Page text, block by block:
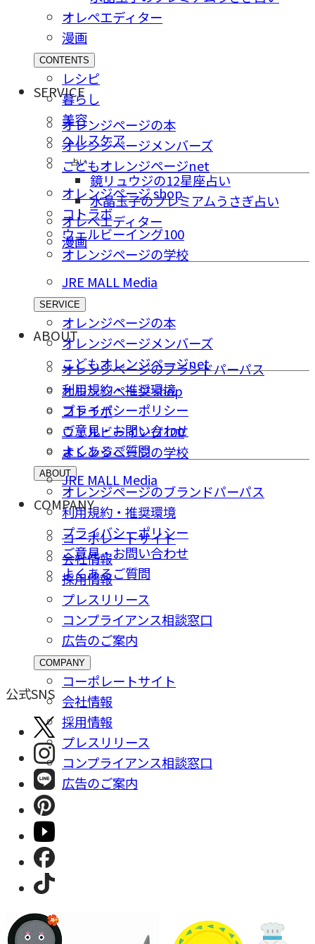
オレペエディター
漫画
CONTENTS
レシピ
暮らし
美容
ヘルスケア
占い
鏡リュウジの12星座占い
水晶玉子のプレミアムうさぎ占い
オレペエディター
漫画
SERVICE
オレンジページの本
オレンジページメンバーズ
こどもオレンジページnet
オレンジページ shop
コトラボ
ウェルビーイング100
オレンジページの学校
JRE MALL Media
SERVICE
オレンジページの本
オレンジページメンバーズ
こどもオレンジページnet
オレンジページ shop
コトラボ
ウェルビーイング100
オレンジページの学校
JRE MALL Media
ABOUT
オレンジページのブランドパーパス
利用規約・推奨環境
プライバシーポリシー
ご意⾒・お問い合わせ
よくあるご質問
ABOUT
オレンジページのブランドパーパス
利用規約・推奨環境
プライバシーポリシー
ご意⾒・お問い合わせ
よくあるご質問
COMPANY
コーポレートサイト
会社情報
採⽤情報
プレスリリース
コンプライアンス相談窓⼝
広告のご案内
COMPANY
コーポレートサイト
会社情報
採⽤情報
プレスリリース
コンプライアンス相談窓⼝
広告のご案内
公式SNS